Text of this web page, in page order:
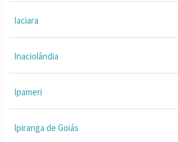
Iaciara
Inaciolândia
Ipameri
Ipiranga de Goiás